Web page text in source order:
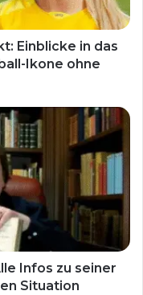
Einblicke in das
Ikone ohne
Infos zu seiner
Situation